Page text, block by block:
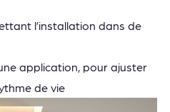
l’installation dans de
application, pour ajuster
de vie